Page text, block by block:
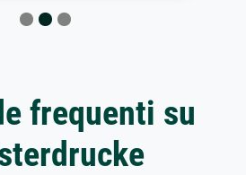
frequenti su